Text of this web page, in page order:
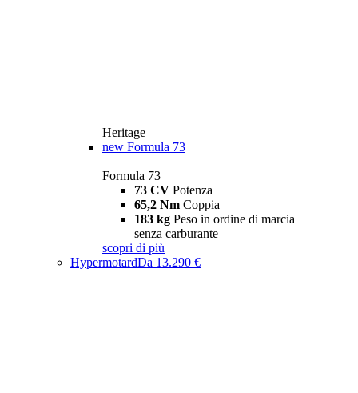
Heritage
new Formula 73
Formula 73
73 CV Potenza
65,2 Nm Coppia
183 kg Peso in ordine di marcia
senza carburante
scopri di più
HypermotardDa 13.290 €